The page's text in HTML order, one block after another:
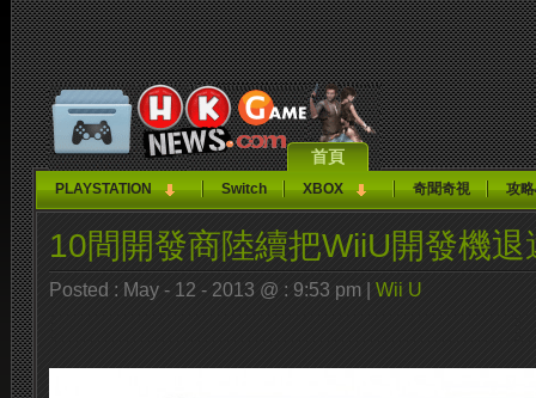
首頁
PLAYSTATION Switch XBOX 奇聞奇視 攻
10間開發商陸續把WiiU開發機退
Posted : May - 12 - 2013 @ : 9:53 pm | Wii U